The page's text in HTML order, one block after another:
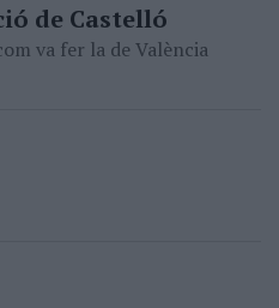
de Castelló
va fer la de València